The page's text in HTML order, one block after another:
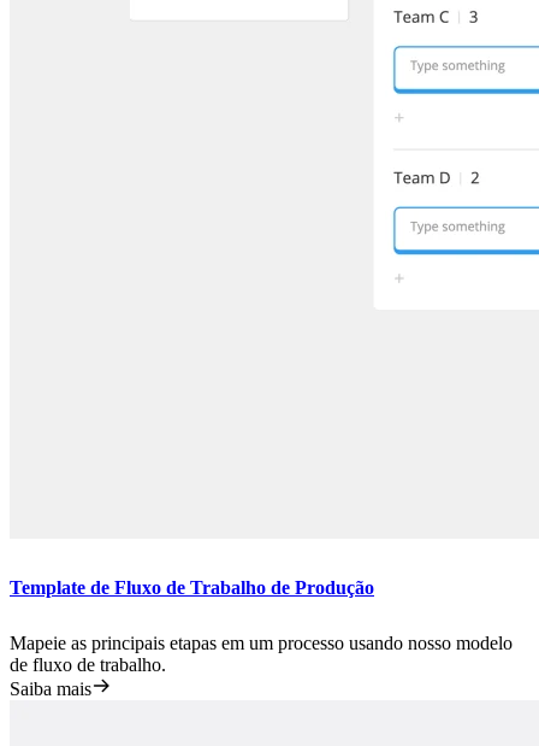
Template de Fluxo de Trabalho de Produção
Mapeie as principais etapas em um processo usando nosso modelo
de fluxo de trabalho.
Saiba mais